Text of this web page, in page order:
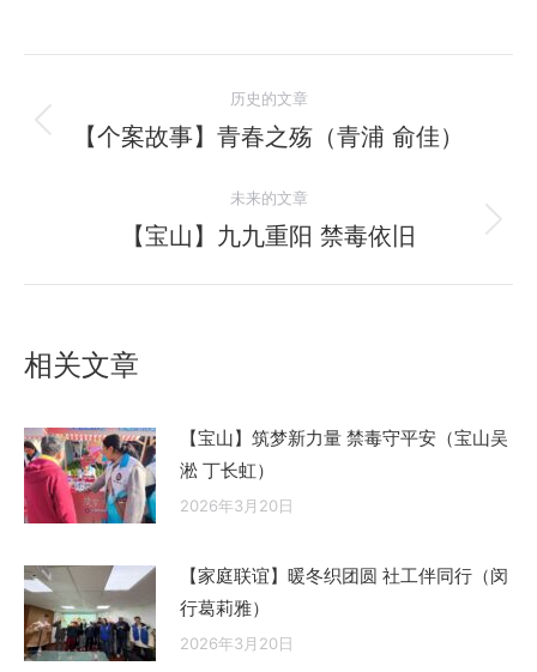
章
历史的文章
历
的
文
【个案故事】青春之殇（青浦 俞佳）
未来的文章
未
【宝山】九九重阳 禁毒依旧
相关文章
【宝山】筑梦新力量 禁毒守平安（宝山吴
淞 丁长虹）
2026年3月20日
【家庭联谊】暖冬织团圆 社工伴同行（闵
行葛莉雅）
2026年3月20日